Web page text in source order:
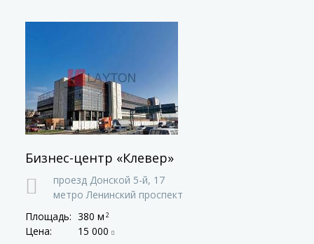
Бизнес-центр «Клевер»
проезд Донской 5-й, 17
метро Ленинский проспект
Площадь: 380 м 2
Цена: 15 000